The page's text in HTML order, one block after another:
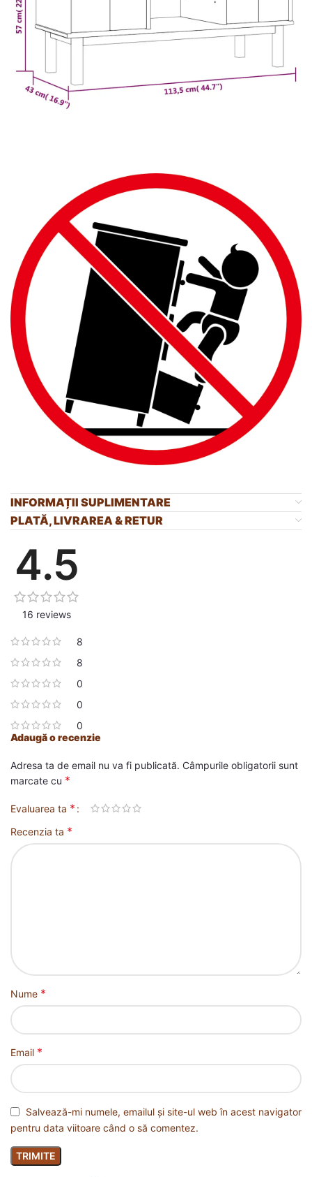
INFORMAȚII SUPLIMENTARE
PLATĂ, LIVRAREA & RETUR
4.5
16 reviews
8
8
0
0
0
Adaugă o recenzie
Adresa ta de email nu va fi publicată. Câmpurile obligatorii sunt
marcate cu *
Evaluarea ta *
Recenzia ta *
Nume *
Email *
Salvează-mi numele, emailul și site-ul web în acest navigator
pentru data viitoare când o să comentez.